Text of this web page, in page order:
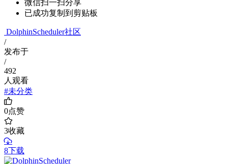
微信扫一扫分享
已成功复制到剪贴板
DolphinScheduler社区
/
发布于
/
492
人观看
#未分类
0点赞
3收藏
8下载